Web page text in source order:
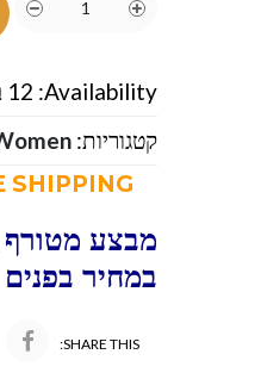
Availability: 12 במלאי
קטגוריות:
מבצע מטורף
במחיר
SHARE THIS: